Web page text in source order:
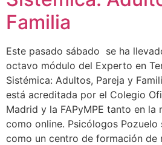
Familia
Este pasado sábado se ha
octavo módulo del Experto en
Sistémica: Adultos, Pareja y
está acreditada por el Colegio
Madrid y la FAPyMPE tanto en la
como online. Psicólogos Pozuelo
como un centro de formación de